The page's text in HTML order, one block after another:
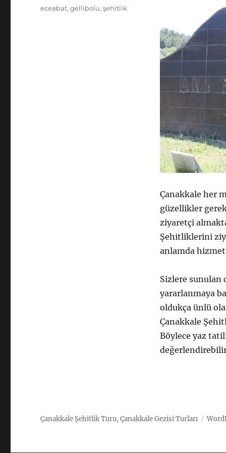
Çanakkale her
güzellikler
ziyaretçi
Şehitliklerini
anlamda
Sizlere sunulan
yararlanmaya
oldukça ünlü
Çanakkale
Böylece yaz
Etiketler
eceabat,gellibolu,şehitlik
Çanakkale Şehitlik Turu, Çanakkale Gezisi Turları